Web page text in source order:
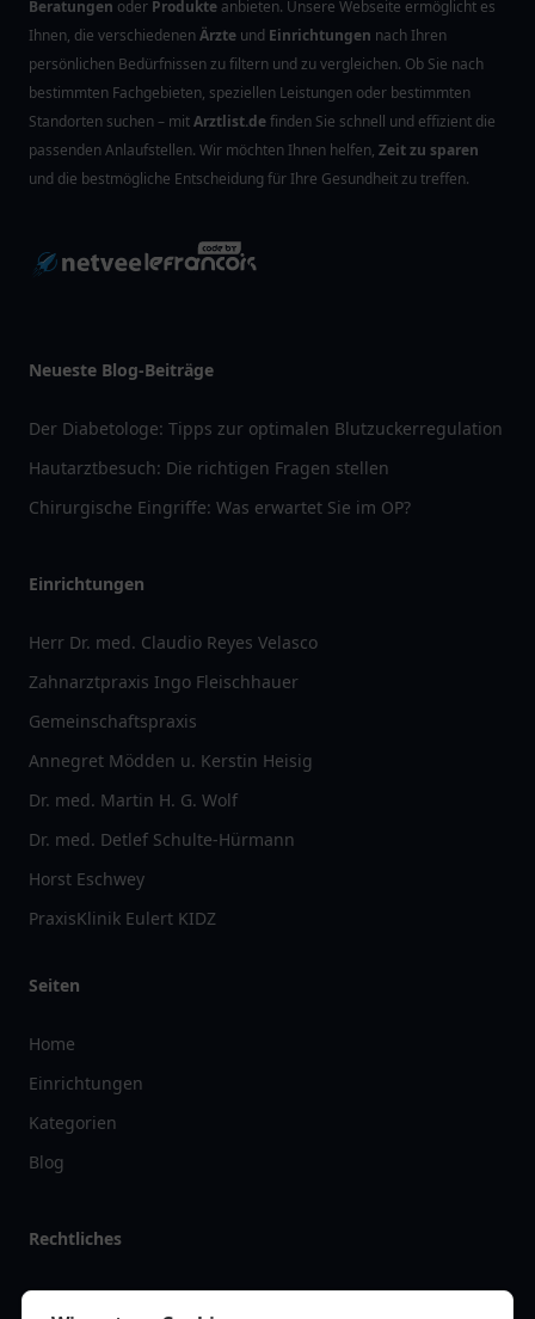
Beratungen oder Produkte anbieten. Unsere Webseite ermöglicht es
Ihnen, die verschiedenenÄrzte und Einrichtungen nach Ihren
persönlichen Bedürfnissen zu filtern und zu vergleichen. Ob Sie nach
bestimmten Fachgebieten, speziellen Leistungen oder bestimmten
Standorten suchen – mitArztlist.definden Sie schnell und effizient die
passenden Anlaufstellen. Wir möchten Ihnen helfen, Zeit zu sparen
und die bestmögliche Entscheidung für Ihre Gesundheit zu treffen.
Neueste Blog-Beiträge
Der Diabetologe: Tipps zur optimalen Blutzuckerregulation
Hautarztbesuch: Die richtigen Fragen stellen
Chirurgische Eingriffe: Was erwartet Sie im OP?
Einrichtungen
Herr Dr. med. Claudio Reyes Velasco
Zahnarztpraxis Ingo Fleischhauer
Gemeinschaftspraxis
Annegret Mödden u. Kerstin Heisig
Dr. med. Martin H. G. Wolf
Dr. med. Detlef Schulte-Hürmann
Horst Eschwey
PraxisKlinik Eulert KIDZ
Seiten
Home
Einrichtungen
Kategorien
Blog
Rechtliches
Impressum